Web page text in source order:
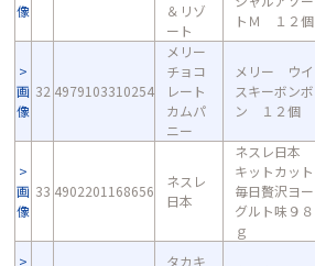
像
＆リゾ
ート
トＭ １２個
画
像
32 4979103310254
メリー
チョコ
レート
カムパ
ニー
メリー ウイ
スキーボンボ
ン １２個
画
像
33 4902201168656
ネスレ
日本
ネスレ日本
キットカット
毎日贅沢ヨー
グルト味９８
ｇ
タカキ